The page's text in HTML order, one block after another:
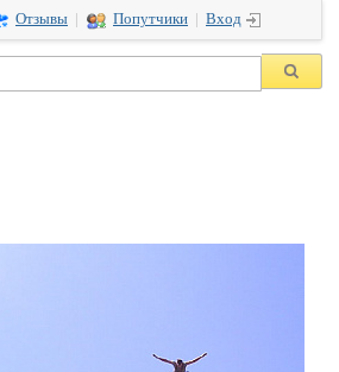
Отзывы Попутчики Вход